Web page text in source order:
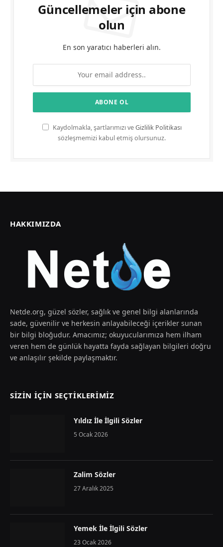
Güncellemeler için abone
olun
En son yaratıcı haberleri alın.
Kaydolmakla, şartlarımızı veGizlilik Politikası
sözleşmemizi kabul etmiş olursunuz.
HAKKIMIZDA
Netde.org, güzel sözler, sağlık ve genel bilgi alanlarında
sade, güvenilir ve herkesin anlayabileceği içerikler sunan
bir bilgi bloğudur. Amacımız; okuyucularımıza hem ilham
veren hem de günlük hayatta fayda sağlayan bilgileri doğru
ve anlaşılır şekilde paylaşmaktır.
SIZIN İÇIN SEÇTIKLERIMIZ
Yıldız İle İlgili Sözler
5 Ocak 2026
Zalim Sözler
27 Aralık 2025
Yemek İle İlgili Sözler
23 Ocak 2026